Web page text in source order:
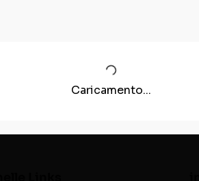
Caricamento...